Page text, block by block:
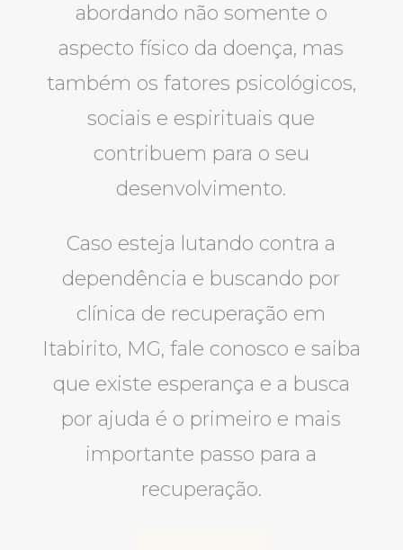
abordando não somente o
aspecto físico da doença, mas
também os fatores psicológicos,
sociais e espirituais que
contribuem para o seu
desenvolvimento.
Caso esteja lutando contra a
dependência e buscando por
clínica de recuperação em
Itabirito, MG, fale conosco e saiba
que existe esperança e a busca
por ajuda é o primeiro e mais
importante passo para a
recuperação.